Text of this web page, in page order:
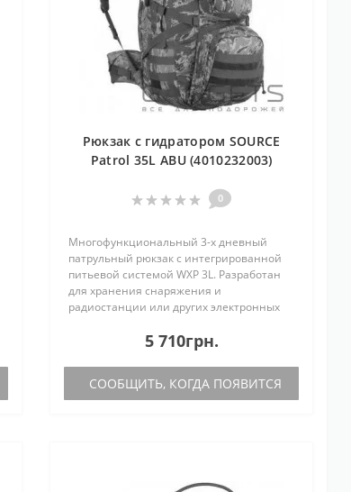
Рюкзак с гидратором SOURCE
Patrol 35L ABU (4010232003)
0
Многофункциональный 3-х дневный
патрульный рюкзак с интегрированной
питьевой системой WXP 3L. Разработан
для хранения снаряжения и
радиостанции или других электронных
молнию, для надежности дополнен
двумя клапанами на н..
5 710грн.
СООБЩИТЬ, КОГДА ПОЯВИТСЯ